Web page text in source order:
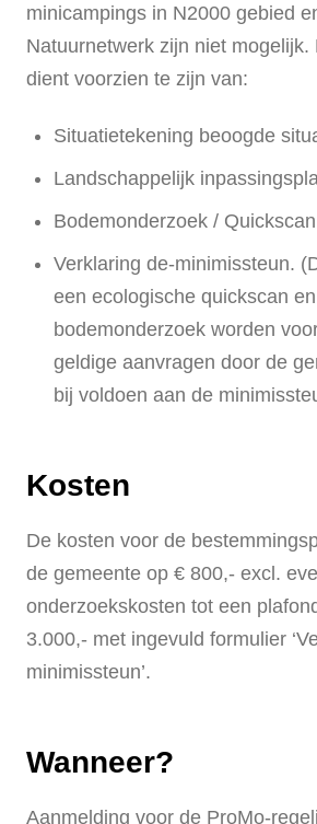
minicampings in N2000 gebied
Natuurnetwerk zijn niet mogelijk.
dient voorzien te zijn van:
Situatietekening beoogde
Landschappelijk
Bodemonderzoek /
Verklaring de-minimissteun.
een ecologische quickscan en
bodemonderzoek worden
geldige aanvragen door de
bij voldoen aan de
Kosten
De kosten voor de
de gemeente op € 800,- excl.
onderzoekskosten tot een
3.000,- met ingevuld formulier
minimissteun’.
Wanneer?
Aanmelding voor de ProMo-